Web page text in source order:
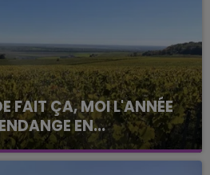
FAIT ÇA, MOI L'ANNÉE
EN...
a débuté ce jeudi 6
de Montgueux (Aube). Du